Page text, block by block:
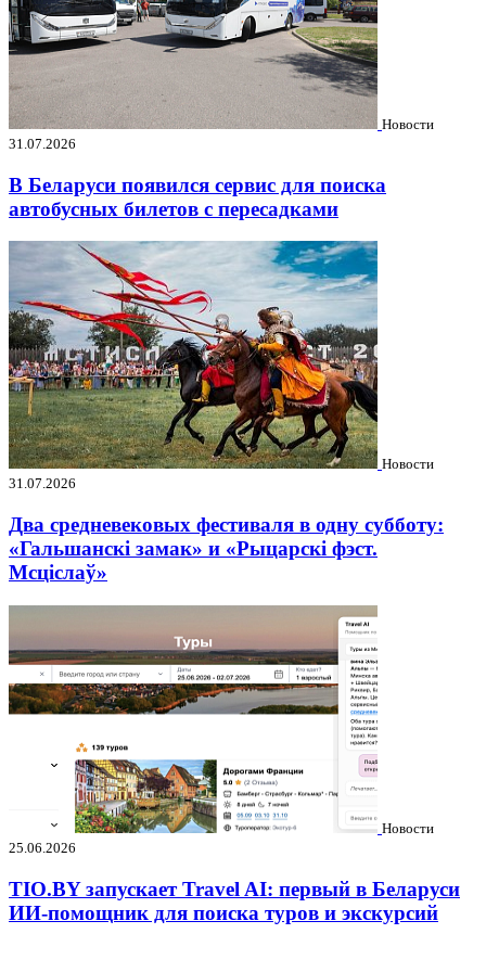
Новости
31.07.2026
В Беларуси появился сервис для поиска
автобусных билетов с пересадками
Новости
31.07.2026
Два средневековых фестиваля в одну субботу:
«Гальшанскі замак» и «Рыцарскі фэст.
Мсціслаў»
Новости
25.06.2026
TIO.BY запускает Travel AI: первый в Беларуси
ИИ-помощник для поиска туров и экскурсий